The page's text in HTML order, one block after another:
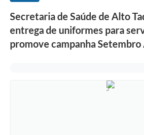
Secretaria de Saúde de Alto
entrega de uniformes para
promove campanha